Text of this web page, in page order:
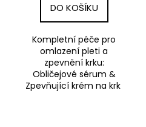
DO KOŠÍKU
Kompletní péče pro
omlazení pleti a
zpevnění krku:
Obličejové sérum &
Zpevňující krém na krk